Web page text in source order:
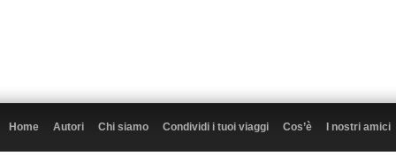
Home Autori Chi siamo Condividi i tuoi viaggi Cos’è I nostri amici